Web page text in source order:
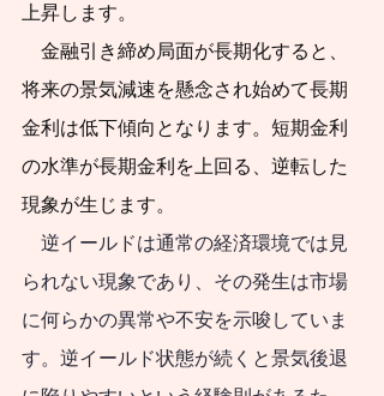
来にわたってやるべ
きことは何かを​具体
的に示しま
す。
私は、証券会社お
よび投資信託運用会
社に42年間勤務し、
退職後は日本証券業
協会の金融・証券イ
上昇します。
金融引き締め局面が長期化すると、
将来の景気減速を懸念され始めて長期
金利は低下傾向となります。短期金利
の水準が長期金利を上回る、逆転した
現象が生じます。
逆イールドは通常の経済環境では見
られない現象であり、その発生は市場
に何らかの異常や不安を示唆していま
す。逆イールド状態が続くと景気後退